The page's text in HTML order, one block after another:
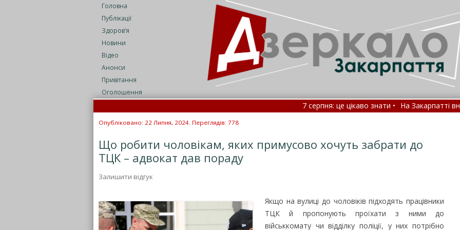
Головна
Публікації
Здоров’я
Новини
Відео
Анонси
Привітання
Оголошення
7 серпня: це цікаво знати • На Закарпатті
Який тиск не є нормою: МОЗ назвало цифри •
Опубліковано: 22 Липня, 2024. Переглядів: 778
Що робити чоловікам, яких примусово хочуть забрати до
ТЦК – адвокат дав пораду
Залишити відгук
Якщо на вулиці до чоловіків підходять працівники
ТЦК й пропонують проїхати з ними до
військкомату чи відділку поліції, у них потрібно